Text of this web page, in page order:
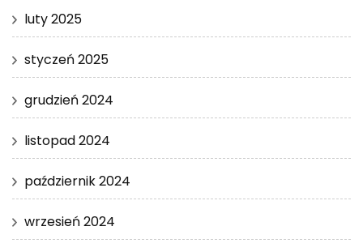
luty 2025
styczeń 2025
grudzień 2024
listopad 2024
październik 2024
wrzesień 2024